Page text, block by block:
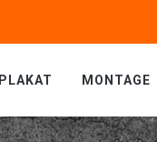
PLAKAT MONTAGE